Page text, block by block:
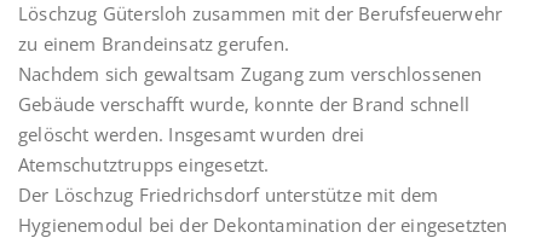
Löschzug Gütersloh zusammen mit der Berufsfeuerwehr
zu einem Brandeinsatz gerufen.
Nachdem sich gewaltsam Zugang zum verschlossenen
Gebäude verschafft wurde, konnte der Brand schnell
gelöscht werden. Insgesamt wurden drei
Atemschutztrupps eingesetzt.
Der Löschzug Friedrichsdorf unterstütze mit dem
Hygienemodul bei der Dekontamination der eingesetzten